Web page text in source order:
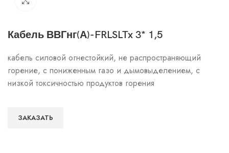
Кабель ВВГнг(А)-FRLSLTx 3* 1,5
кабель силовой огнестойкий, не распространяющий
горение, с пониженным газо и дымовыделением, с
низкой токсичностью продуктов горения
ЗАКАЗАТЬ